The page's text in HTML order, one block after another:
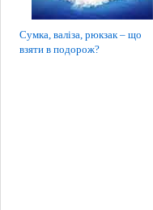
Сумка, валіза, рюкзак – що
взяти в подорож?